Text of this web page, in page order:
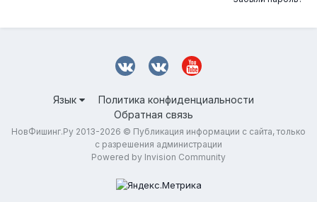
Язык
Политика конфиденциальности
Обратная связь
НовФишинг.Ру 2013-2026 © Публикация информации с сайта, только
с разрешения администрации
Powered by Invision Community